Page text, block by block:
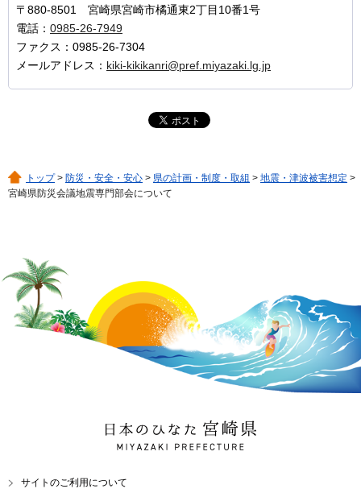
〒880-8501 宮崎県宮崎市橘通東2丁目10番1号
電話： 0985-26-7949
ファクス：0985-26-7304
メールアドレス： kiki-kikikanri@pref.miyazaki.lg.jp
トップ> 防災・安全・安心 > 県の計画・制度・取組 > 地震・津波被害想定 >
宮崎県防災会議地震専門部会について
日本のひなた 宮崎県
MIYAZAKI PREFECTURE
サイトのご利用について